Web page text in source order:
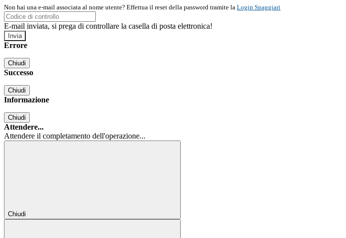
Non hai una e-mail associata al nome utente? Effettua il reset della password tramite la Login Spaggiari
E-mail inviata, si prega di controllare la casella di posta elettronica!
Errore
Chiudi
Successo
Chiudi
Informazione
Chiudi
Attendere...
Attendere il completamento dell'operazione...
Chiudi